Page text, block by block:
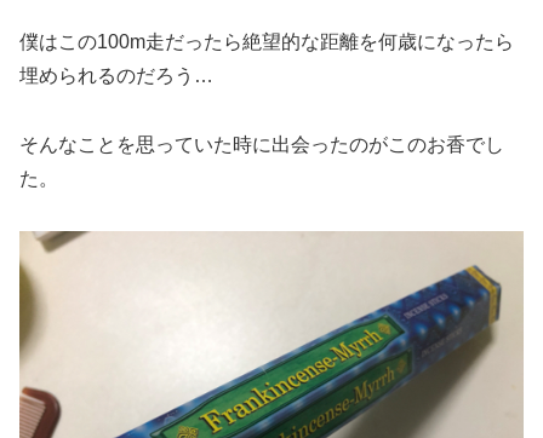
僕はこの100m走だったら絶望的な距離を何歳になったら
埋められるのだろう…
そんなことを思っていた時に出会ったのがこのお香でし
た。